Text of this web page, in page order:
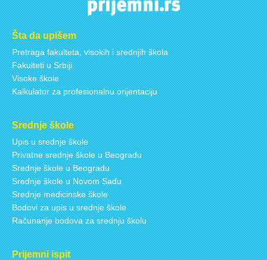
Šta da upišem
Pretraga fakulteta, visokih i srednjih škola
Fakulteti u Srbiji
Visoke škole
Kalkulator za profesionalnu orijentaciju
Srednje škole
Upis u srednje škole
Privatne srednje škole u Beogradu
Srednje škole u Beogradu
Srednje škole u Novom Sadu
Srednje medicinske škole
Bodovi za upis u srednje škole
Računanje bodova za srednju školu
Prijemni ispit